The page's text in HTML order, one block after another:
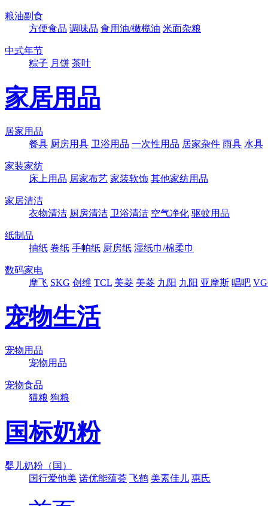
粮油副食
方便食品 调味品 食用油/橄榄油 米面杂粮
中式年节
粽子 月饼 茶叶
家居用品
居家用品
餐具 厨房用具 卫浴用品 一次性用品 居家杂件 雨具 水具
家装家纺
床上用品 居家布艺 家装软饰 其他家纺用品
家居清洁
衣物清洁 厨房清洁 卫浴清洁 空气净化 驱蚊用品
纸制品
抽纸 卷纸 手帕纸 厨房纸 湿纸巾/棉柔巾
数码家电
摩飞 SKG 创维 TCL 美菱 美菱 九阳 九阳 亚摩斯 唱吧
宠物生活
宠物用品
宠物用品
宠物食品
猫粮 狗粮
国标奶粉
婴儿奶粉（国）
国行爱他美 诺优能蕴荟 飞鹤 美素佳儿 惠氏